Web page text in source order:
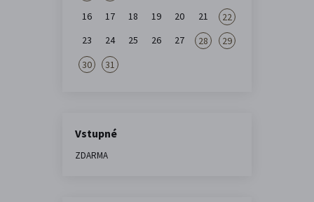
16
17 18 19 20 21
22
23
24 25 26 27 28
29
30
31
Vstupné
ZDARMA